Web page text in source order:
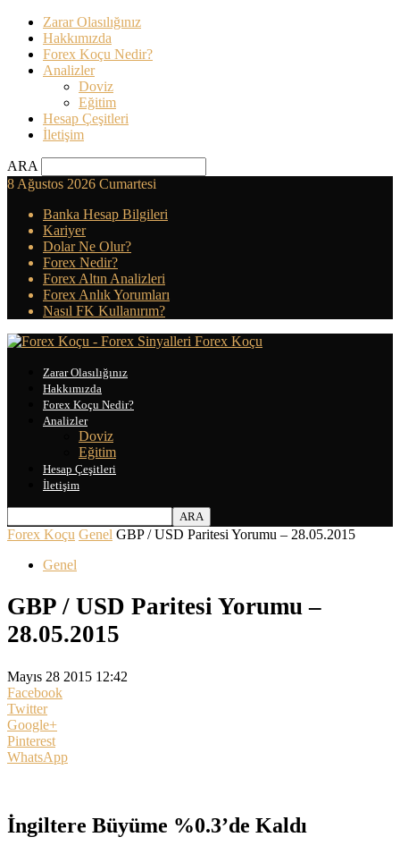
Zarar Olasılığınız
Hakkımızda
Forex Koçu Nedir?
Analizler
Doviz
Eğitim
Hesap Çeşitleri
İletişim
ARA
8 Ağustos 2026 Cumartesi
Banka Hesap Bilgileri
Kariyer
Dolar Ne Olur?
Forex Nedir?
Forex Altın Analizleri
Forex Anlık Yorumları
Nasıl FK Kullanırım?
Forex Koçu
Zarar Olasılığınız
Hakkımızda
Forex Koçu Nedir?
Analizler
Doviz
Eğitim
Hesap Çeşitleri
İletişim
Forex Koçu Genel GBP / USD Paritesi Yorumu – 28.05.2015
Genel
GBP / USD Paritesi Yorumu –
28.05.2015
Mayıs 28 2015 12:42
Facebook
Twitter
Google+
Pinterest
WhatsApp
İngiltere Büyüme %0.3’de Kaldı